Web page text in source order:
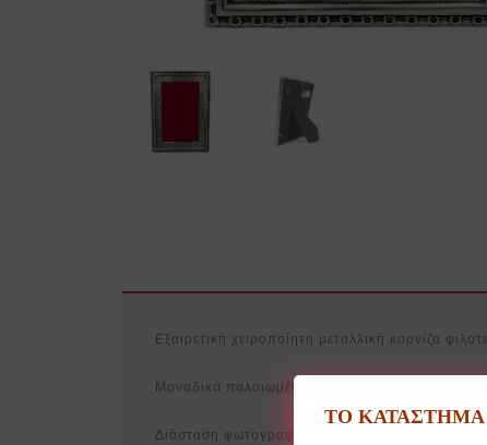
Εξαιρετική χειροποίητη μεταλλική κορνίζα
Μοναδικά παλαιωμένη στο χέρι σε φύλλο
Διάσταση φωτογραφίας 13×18εκ
ΤΟ ΚΑΤΑΣΤΗΜΑ